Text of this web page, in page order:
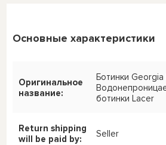
Основные характеристики
Оригинальное
название:
Ботинки
ботинки Lacer
Return shipping
will be paid by:
Seller